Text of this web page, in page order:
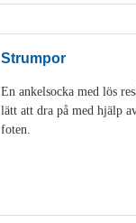
Strumpor
En ankelsocka med lös
lätt att dra på med hjälp
foten.